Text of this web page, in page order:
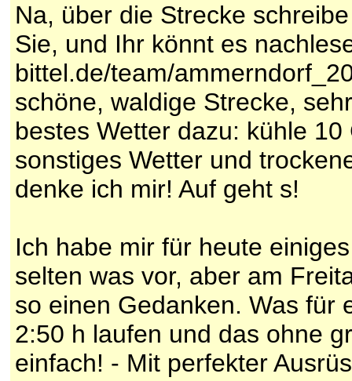
Na, über die Strecke
Sie, und Ihr könnt es
bittel.de/team/
schöne, waldige Strecke,
bestes Wetter dazu: kühle
sonstiges Wetter und
denke ich mir! Auf geht s!
Ich habe mir für heute
selten was vor, aber am
so einen Gedanken. Was für
2:50 h laufen und das ohne
einfach! - Mit perfekter